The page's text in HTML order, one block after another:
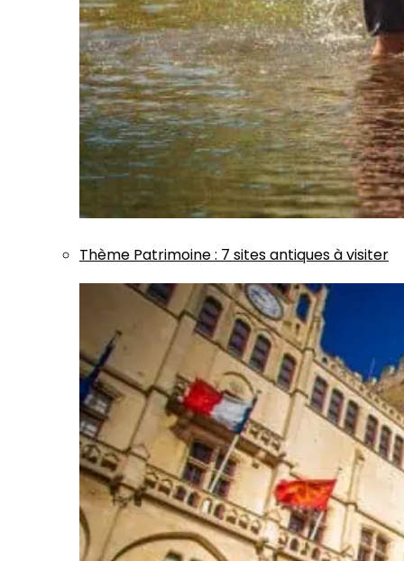
Thème Patrimoine: 7 sites antiques à visiter